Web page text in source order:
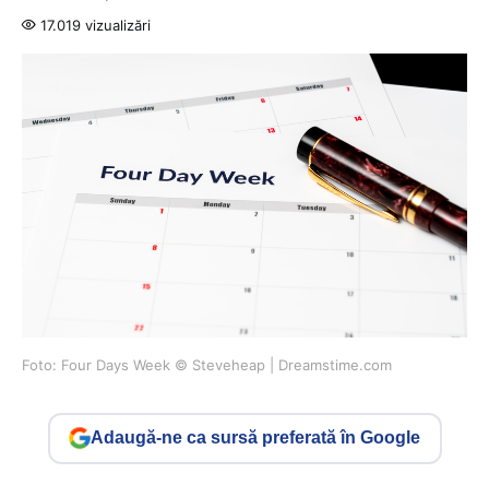
17.019 vizualizări
Foto: Four Days Week © Steveheap | Dreamstime.com
Adaugă-ne ca sursă preferată în Google